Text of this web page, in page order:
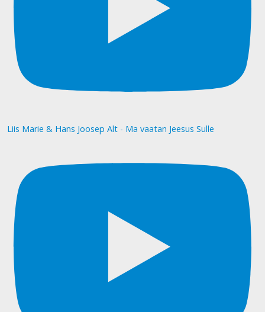
Liis Marie & Hans Joosep Alt - Ma vaatan Jeesus Sulle